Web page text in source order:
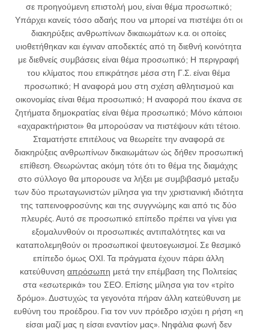
σε προηγούμενη επιστολή μου, είναι θέμα προσωπικό;
Υπάρχει κανείς τόσο αδαής που να μπορεί να πιστέψει ότι οι
διακηρύξεις ανθρωπίνων δικαιωμάτων κ.α. οι οποίες
υιοθετήθηκαν και έγιναν αποδεκτές από τη διεθνή κοινότητα
με διεθνείς συμβάσεις είναι θέμα προσωπικό; Η περιγραφή
του κλίματος που επικράτησε μέσα στη Γ.Σ. είναι θέμα
προσωπικό; Η αναφορά μου στη σχέση αθλητισμού και
οικονομίας είναι θέμα προσωπικό; Η αναφορά που έκανα σε
ζητήματα δημοκρατίας είναι θέμα προσωπικό; Μόνο κάποιοι
«αχαρακτήριστοι» θα μπορούσαν να πιστέψουν κάτι τέτοιο.
Σταματήστε επιτέλους να θεωρείτε την αναφορά σε
διακηρύξεις ανθρωπίνων δικαιωμάτων ώς δήθεν προσωπική
επίθεση. Θεωρώντας ακόμη τότε ότι το θέμα της διαμάχης
στο σύλλογο θα μπορουσε να λήξει με συμβιβασμό μεταξυ
των δύο πρωταγωνιστών μίλησα για την χριστιανική ιδιότητα
της ταπεινοφροσύνης και της συγγνώμης και από τις δύο
πλευρές. Αυτό σε προσωπικό επίπεδο πρέπει να γίνει για
εξομαλυνθούν οι προσωπικές αντιπαλότητες και να
καταπολεμηθούν οι προσωπικοί ψευτοεγωισμοί. Σε θεσμικό
επίπεδο όμως ΟΧΙ. Τα πράγματα έχουν πάρει άλλη
κατεύθυνση απρόσωπη μετά την επέμβαση της Πολιτείας
στα «εσωτερικά» του ΣΕΟ. Επίσης μίλησα για τον «τρίτο
δρόμο». Δυστυχώς τα γεγονότα πήραν άλλη κατεύθυνση με
ευθύνη του προέδρου. Για τον νυν πρόεδρο ισχύει η ρήση «η
είσαι μαζί μας η είσαι εναντίον μας». Νηφάλια φωνή δεν